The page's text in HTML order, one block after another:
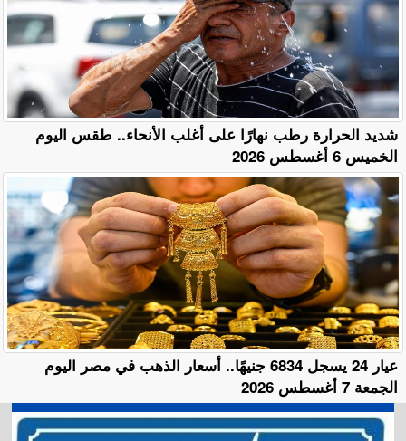
​شديد الحرارة رطب نهارًا على أغلب الأنحاء.. طقس اليوم
الخميس 6 أغسطس 2026
عيار 24 يسجل 6834 جنيهًا.. أسعار الذهب في مصر اليوم
الجمعة 7 أغسطس 2026